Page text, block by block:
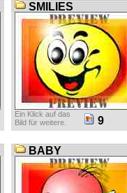
SMILIES
Ein Klick auf das
Bild für weitere.
9
BABY